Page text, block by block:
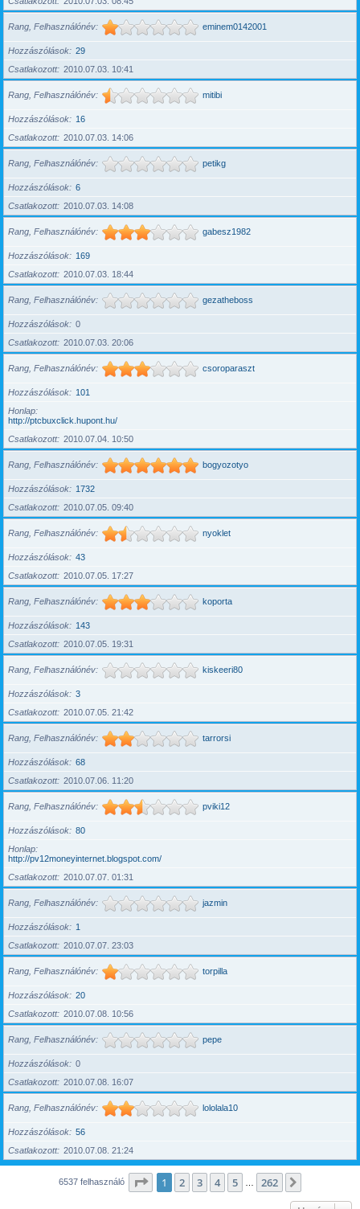
Rang, Felhasználónév eminem0142001
Hozzászólások
29
Csatlakozott
2010.07.03. 10:41
Rang, Felhasználónév mitibi
Hozzászólások
16
Csatlakozott
2010.07.03. 14:06
Rang, Felhasználónév petikg
Hozzászólások
6
Csatlakozott
2010.07.03. 14:08
Rang, Felhasználónév gabesz1982
Hozzászólások
169
Csatlakozott
2010.07.03. 18:44
Rang, Felhasználónév gezatheboss
Hozzászólások
0
Csatlakozott
2010.07.03. 20:06
Rang, Felhasználónév csoroparaszt
Hozzászólások
101
Honlap
http://ptcbuxclick.hupont.hu/
Csatlakozott
2010.07.04. 10:50
Rang, Felhasználónév bogyozotyo
Hozzászólások
1732
Csatlakozott
2010.07.05. 09:40
Rang, Felhasználónév nyoklet
Hozzászólások
43
Csatlakozott
2010.07.05. 17:27
Rang, Felhasználónév koporta
Hozzászólások
143
Csatlakozott
2010.07.05. 19:31
Rang, Felhasználónév kiskeeri80
Hozzászólások
3
Csatlakozott
2010.07.05. 21:42
Rang, Felhasználónév tarrorsi
Hozzászólások
68
Csatlakozott
2010.07.06. 11:20
Rang, Felhasználónév pviki12
Hozzászólások
80
Honlap
http://pv12moneyinternet.blogspot.com/
Csatlakozott
2010.07.07. 01:31
Rang, Felhasználónév jazmin
Hozzászólások
1
Csatlakozott
2010.07.07. 23:03
Rang, Felhasználónév torpilla
Hozzászólások
20
Csatlakozott
2010.07.08. 10:56
Rang, Felhasználónév pepe
Hozzászólások
0
Csatlakozott
2010.07.08. 16:07
Rang, Felhasználónév lololala10
Hozzászólások
56
Csatlakozott
2010.07.08. 21:24
6537 felhasználó Oldal:1 262
1 2 3 4 5 262